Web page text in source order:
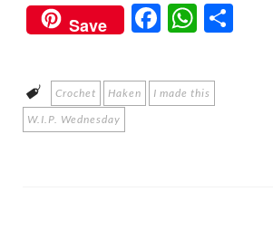
Save
F
e
b
W
at
s
Crochet Haken
I made this
W.I.P. Wednesday